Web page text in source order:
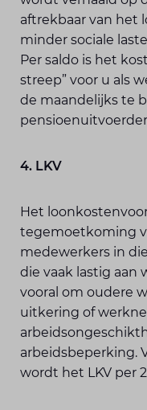
aftrekbaar van het
minder sociale
Per saldo is het
streep” voor u als
de maandelijks te
4. LKV
Het
tegemoetkoming
medewerkers in
die vaak lastig aan
vooral om oudere
uitkering of
arbeidsbeperking.
wordt het LKV per